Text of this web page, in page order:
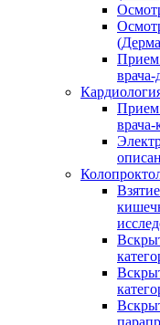
Прием
Прием